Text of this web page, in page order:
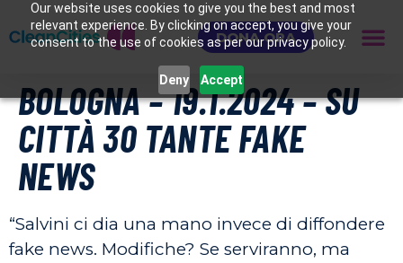
Our website uses cookies to give you the best and most
relevant experience. By clicking on accept, you give your
consent to the use of cookies as per our privacy policy.
Deny Accept
DONA ORA
BOLOGNA – 19.1.2024 – SU
CITTÀ 30 TANTE FAKE
NEWS
“Salvini ci dia una mano invece di diffondere
fake news. Modifiche? Se serviranno, ma